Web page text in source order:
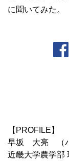
に聞いてみた。
【PROFILE】
早坂 大亮 （
近畿大学農学部